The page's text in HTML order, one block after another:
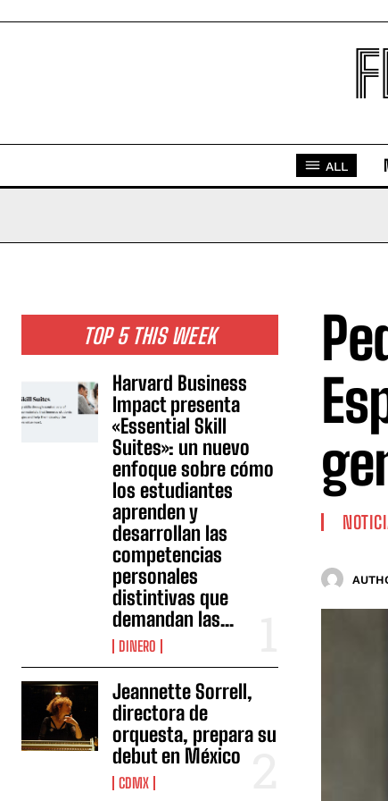
ALL
TOP 5 THIS WEEK
Harvard Business
Impact presenta
«Essential Skill
Suites»: un nuevo
enfoque sobre cómo
los estudiantes
aprenden y
desarrollan las
competencias
personales
distintivas que
demandan las...
DINERO
Jeannette Sorrell,
directora de
orquesta, prepara su
debut en México
CDMX